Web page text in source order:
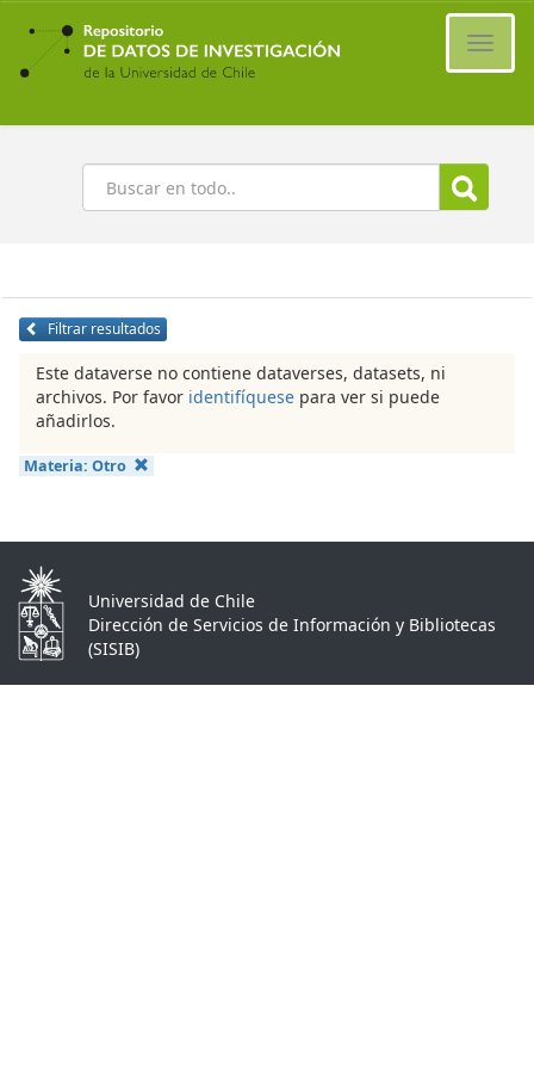
Ir
contenido
principal
Buscar
Filtrar resultados
Este dataverse no contiene dataverses, datasets, ni
archivos. Por favor identifíquese para ver si puede
añadirlos.
Materia: Otro
Universidad de Chile
Dirección de Servicios de Información y Bibliotecas
(SISIB)